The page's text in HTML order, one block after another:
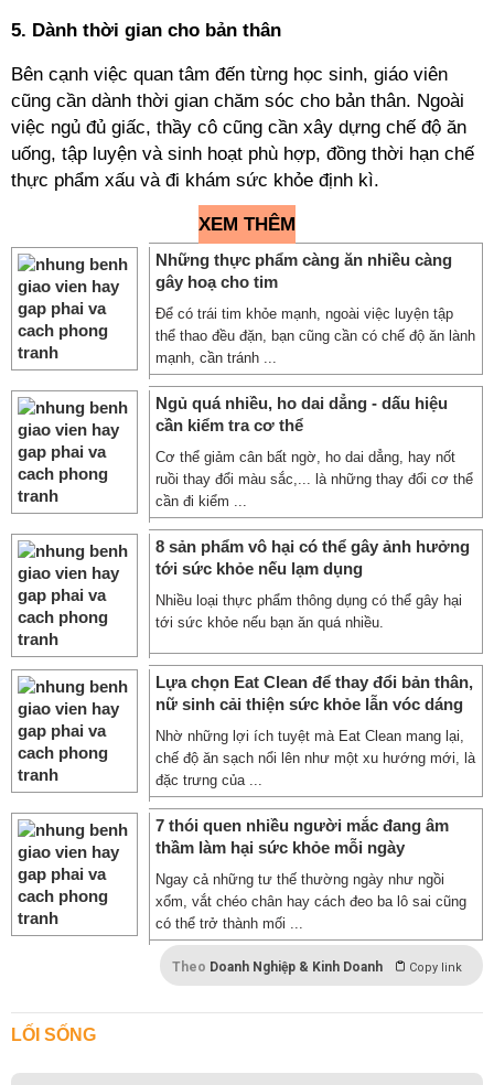
5. Dành thời gian cho bản thân
Bên cạnh việc quan tâm đến từng học sinh, giáo viên
cũng cần dành thời gian chăm sóc cho bản thân. Ngoài
việc ngủ đủ giấc, thầy cô cũng cần xây dựng chế độ ăn
uống, tập luyện và sinh hoạt phù hợp, đồng thời hạn chế
thực phẩm xấu và đi khám sức khỏe định kì.
XEM THÊM
Những thực phẩm càng ăn nhiều càng
gây hoạ cho tim
Để có trái tim khỏe mạnh, ngoài việc luyện tập
thể thao đều đặn, bạn cũng cần có chế độ ăn lành
mạnh, cần tránh ...
Ngủ quá nhiều, ho dai dẳng - dấu hiệu
cần kiểm tra cơ thể
Cơ thể giảm cân bất ngờ, ho dai dẳng, hay nốt
ruồi thay đổi màu sắc,... là những thay đổi cơ thể
cần đi kiểm ...
8 sản phẩm vô hại có thể gây ảnh hưởng
tới sức khỏe nếu lạm dụng
Nhiều loại thực phẩm thông dụng có thể gây hại
tới sức khỏe nếu bạn ăn quá nhiều.
Lựa chọn Eat Clean để thay đổi bản thân,
nữ sinh cải thiện sức khỏe lẫn vóc dáng
Nhờ những lợi ích tuyệt mà Eat Clean mang lại,
chế độ ăn sạch nổi lên như một xu hướng mới, là
đặc trưng của ...
7 thói quen nhiều người mắc đang âm
thầm làm hại sức khỏe mỗi ngày
Ngay cả những tư thế thường ngày như ngồi
xổm, vắt chéo chân hay cách đeo ba lô sai cũng
có thể trở thành mối ...
Theo Doanh Nghiệp & Kinh Doanh Copy link
LỐI SỐNG